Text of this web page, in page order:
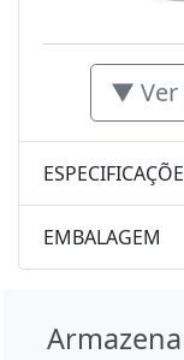
▼ Ver
EMBALAGEM